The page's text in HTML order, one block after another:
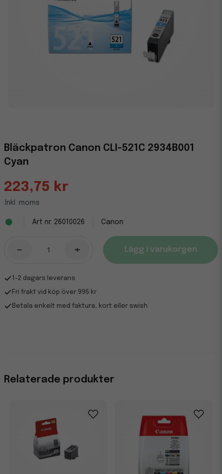
Bläckpatron Canon CLI-521C 2934B001
Cyan
223,75 kr
Inkl. moms
26010026 Canon
- + Lägg i varukorgen
1-2 dagars leverans
Fri frakt vid köp över 995 kr
Betala enkelt med faktura, kort eller swish
Relaterade produkter